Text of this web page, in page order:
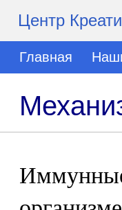
Центр
Главная
Иммунные